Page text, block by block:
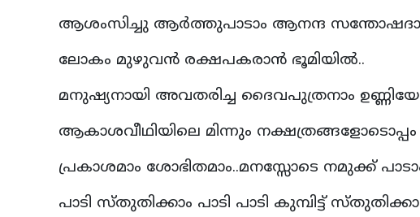
ആശംസിച്ചു ആര്‍ത്തുപാടാം ആനന്ദ
ലോകം മുഴുവന്‍ രക്ഷപകരാന്‍ ഭൂമിയില്‍..
മനുഷ്യനായി അവതരിച്ച ദൈവപുത്രനാം
ആകാശവീഥിയിലെ മിന്നും നക്ഷത്രങ്ങളോടൊപ്പം
പ്രകാശമാം ശോഭിതമാം..മനസ്സോടെ നമുക്ക്
പാടി സ്തുതിക്കാം പാടി പാടി കുമ്പിട്ട്